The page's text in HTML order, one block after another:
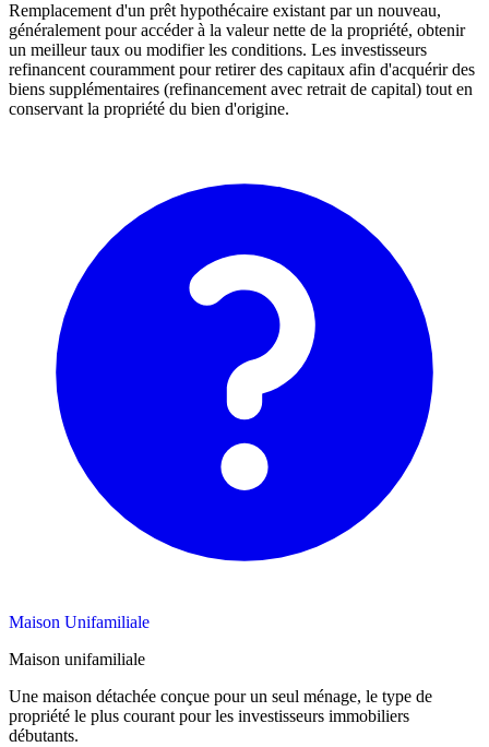
Remplacement d'un prêt hypothécaire existant par un nouveau,
généralement pour accéder à la valeur nette de la propriété, obtenir
un meilleur taux ou modifier les conditions. Les investisseurs
refinancent couramment pour retirer des capitaux afin d'acquérir des
biens supplémentaires (refinancement avec retrait de capital) tout en
conservant la propriété du bien d'origine.
Maison Unifamiliale
Maison unifamiliale
Une maison détachée conçue pour un seul ménage, le type de
propriété le plus courant pour les investisseurs immobiliers
débutants.